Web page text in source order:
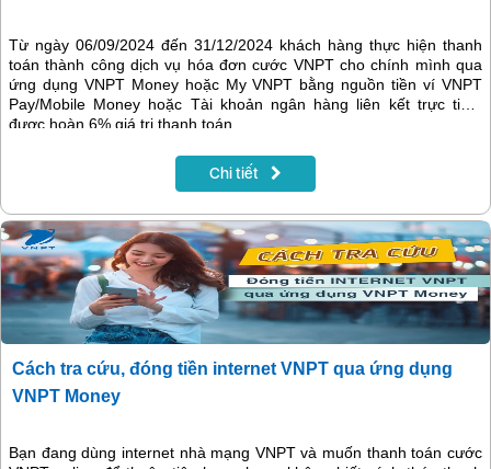
Từ ngày 06/09/2024 đến 31/12/2024 khách hàng thực hiện thanh
toán thành công dịch vụ hóa đơn cước VNPT cho chính mình qua
ứng dụng VNPT Money hoặc My VNPT bằng nguồn tiền ví VNPT
Pay/Mobile Money hoặc Tài khoản ngân hàng liên kết trực tiếp,
được hoàn 6% giá trị thanh toán.
Chi tiết
Cách tra cứu, đóng tiền internet VNPT qua ứng dụng
VNPT Money
Bạn đang dùng internet nhà mạng VNPT và muốn thanh toán cước